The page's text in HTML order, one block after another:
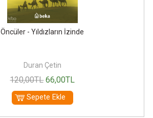
Öncüler - Yıldızların İzinde
Duran Çetin
120,00TL 66,00TL
Sepete Ekle